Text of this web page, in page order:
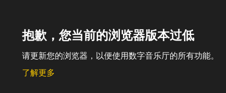
抱歉，您当前的浏览器版本过低
请更新您的浏览器，以便使用数字音乐厅的所有功能。
了解更多